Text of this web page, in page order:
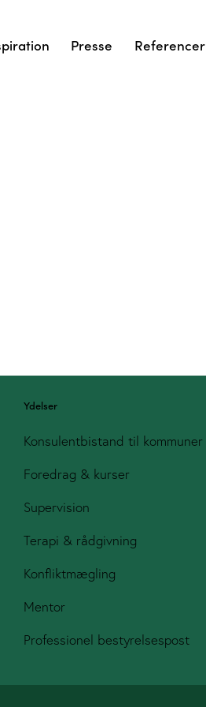
Presse Referencer
Ydelser
Konsulentbistand til kommuner
Foredrag & kurser
Supervision
Terapi & rådgivning
Konfliktmægling
Mentor
Professionel bestyrelsespost